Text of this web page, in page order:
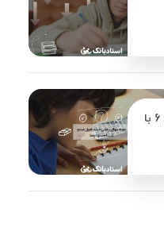
نمونه سوالات ریاضی ششم فصل 6 با